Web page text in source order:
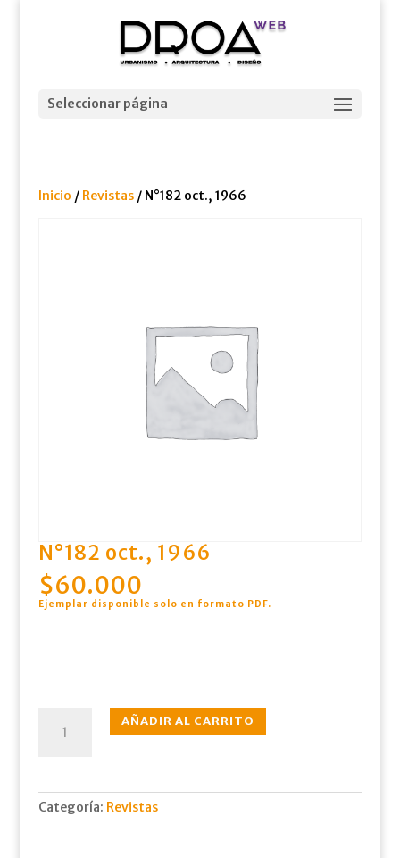
Seleccionar página
Inicio / Revistas/ N°182 oct., 1966
N°182 oct., 1966
$60.000
Ejemplar disponible solo en formato PDF.
oct.,
AÑADIR AL CARRITO
Categoría: Revistas